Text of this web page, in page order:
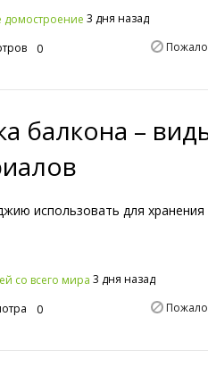
домостроение 3 дня назад
0
балкона –
использовать для хранения
со всего мира 3 дня назад
0